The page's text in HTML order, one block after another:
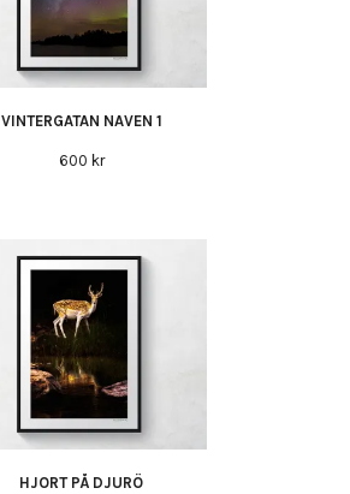
VINTERGATAN NAVEN 1
600 kr
HJORT PÅ DJURÖ